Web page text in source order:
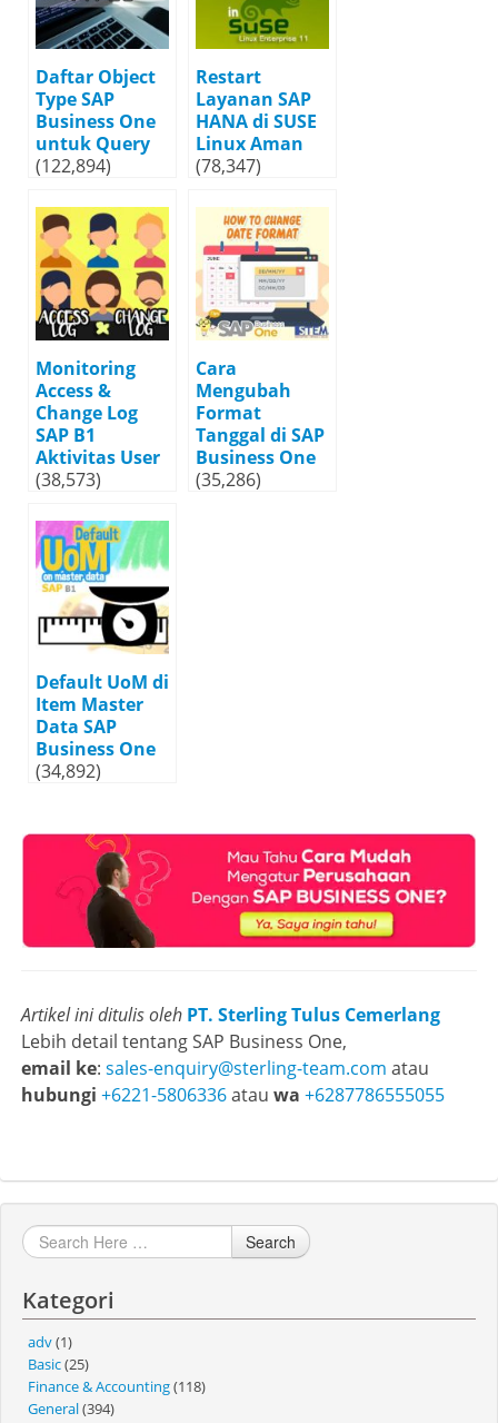
Daftar Object
Type SAP
Business One
untuk Query
(122,894)
Restart
Layanan SAP
HANA di SUSE
Linux Aman
(78,347)
Monitoring
Access &
Change Log
SAP B1
Aktivitas User
(38,573)
Cara
Mengubah
Format
Tanggal di SAP
Business One
(35,286)
Default UoM di
Item Master
Data SAP
Business One
(34,892)
Artikel ini ditulis oleh PT. Sterling Tulus Cemerlang
Lebih detail tentang SAP Business One,
email ke: sales-enquiry@sterling-team.com atau
hubungi +6221-5806336atau wa +6287786555055
Search
Kategori
adv(1)
Basic(25)
Finance & Accounting(118)
General(394)